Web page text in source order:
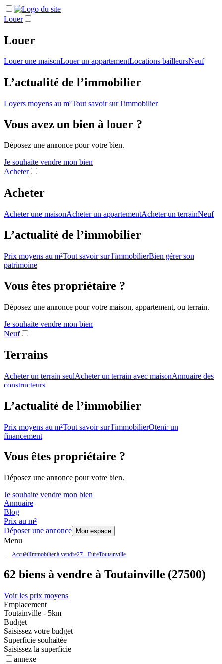
Louer
Louer
Louer une maisonLouer un appartementLocations bailleursNeuf
L’actualité de l’immobilier
Loyers moyens au m²Tout savoir sur l'immobilier
Vous avez un bien à louer ?
Déposez une annonce pour votre bien.
Je souhaite vendre mon bien
Acheter
Acheter
Acheter une maisonAcheter un appartementAcheter un terrainNeuf
L’actualité de l’immobilier
Prix moyens au m²Tout savoir sur l'immobilierBien gérer son
patrimoine
Vous êtes propriétaire ?
Déposez une annonce pour votre maison, appartement, ou terrain.
Je souhaite vendre mon bien
Neuf
Terrains
Acheter un terrain seulAcheter un terrain avec maisonAnnuaire des
constructeurs
L’actualité de l’immobilier
Prix moyens au m²Tout savoir sur l'immobilierOtenir un
financement
Vous êtes propriétaire ?
Déposez une annonce pour votre bien.
Je souhaite vendre mon bien
Annuaire
Blog
Prix au m²
Déposer une annonce
Mon espace
Menu
AccueilImmobilier à vendre27 - EureToutainville
62 biens à vendre à Toutainville (27500)
Voir les prix moyens
Emplacement
Toutainville - 5km
Budget
Saisissez votre budget
Superficie souhaitée
Saisissez la superficie
annexe